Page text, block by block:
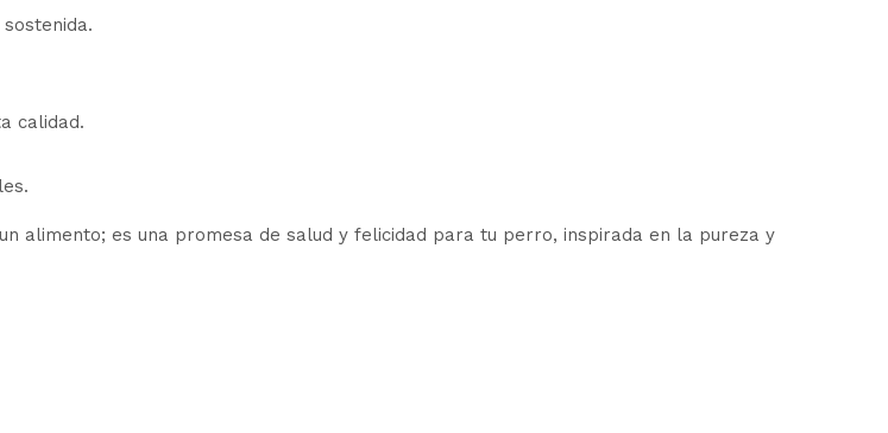
calidad.
un alimento; es una promesa de salud y felicidad para tu perro, inspirada en la pureza y